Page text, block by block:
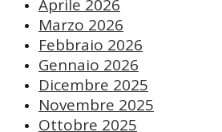
Aprile 2026
Marzo 2026
Febbraio 2026
Gennaio 2026
Dicembre 2025
Novembre 2025
Ottobre 2025